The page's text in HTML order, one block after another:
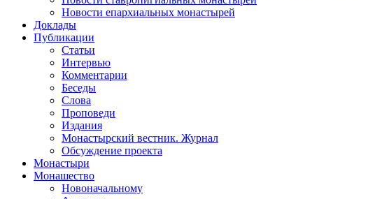
Новости епархиальных монастырей
Доклады
Публикации
Статьи
Интервью
Комментарии
Беседы
Слова
Проповеди
Издания
Монастырский вестник. Журнал
Обсуждение проекта
Монастыри
Монашество
Новоначальному